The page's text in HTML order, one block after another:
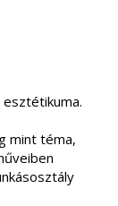
esztétikuma.
mint téma,